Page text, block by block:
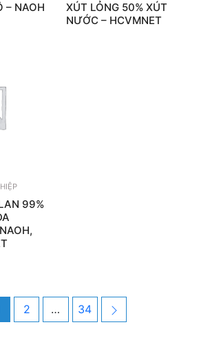
– NAOH
XÚT LỎNG 50% XÚT
NƯỚC – HCVMNET
99%
Page
2 … Page
34 Next